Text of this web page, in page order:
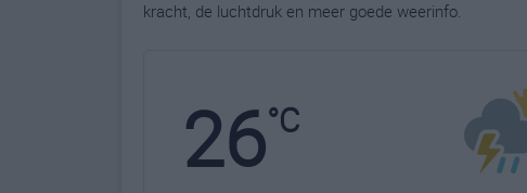
kracht, de luchtdruk en meer goede weerinfo.
26°C